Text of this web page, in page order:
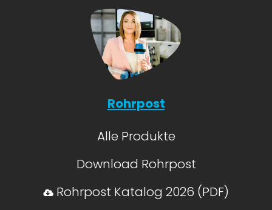
Rohrpost
Alle Produkte
Download Rohrpost
Rohrpost Katalog 2026 (PDF)